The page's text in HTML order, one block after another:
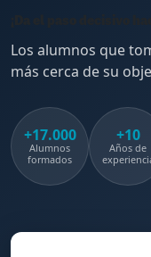
Los alumnos que
más cerca de su
+17.000
Alumnos
formados
+10
Años de